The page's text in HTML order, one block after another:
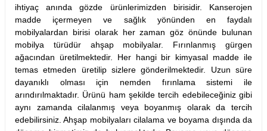
ihtiyaç anında gözde ürünlerimizden birisidir. Kanserojen
madde içermeyen ve sağlık yönünden en faydalı
mobilyalardan birisi olarak her zaman göz önünde bulunan
mobilya türüdür ahşap mobilyalar. Fırınlanmış gürgen
ağacından üretilmektedir. Her hangi bir kimyasal madde ile
temas etmeden üretilip sizlere gönderilmektedir. Uzun süre
dayanıklı olması için nemden fırınlama sistemi ile
arındırılmaktadır. Ürünü ham şekilde tercih edebileceğiniz gibi
aynı zamanda cilalanmış veya boyanmış olarak da tercih
edebilirsiniz. Ahşap mobilyaları cilalama ve boyama dışında da